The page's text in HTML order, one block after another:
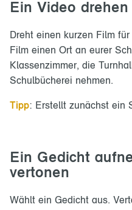
Ein Video drehen
Dreht einen kurzen Film
Film einen Ort an eurer
Klassenzimmer, die
Schulbücherei nehmen.
Tipp: Erstellt zunächst ein
Ein Gedicht
vertonen
Wählt ein Gedicht aus.